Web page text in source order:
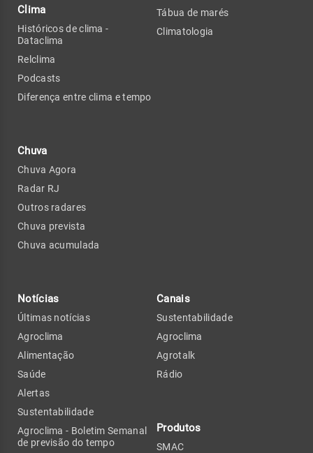
Clima
Históricos de clima -
Dataclima
Relclima
Podcasts
Diferença entre clima e tempo
Chuva
Chuva Agora
Radar RJ
Outros radares
Chuva prevista
Chuva acumulada
Tábua de marés
Climatologia
Notícias
Últimas notícias
Agroclima
Alimentação
Saúde
Alertas
Sustentabilidade
Agroclima - Boletim Semanal
de previsão do tempo
Canais
Sustentabilidade
Agroclima
Agrotalk
Rádio
Produtos
SMAC